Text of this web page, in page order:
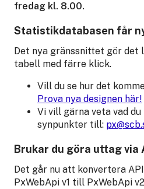
fredag kl. 8.00.
Statistikdatabasen får
Det nya gränssnittet gör
tabell med färre klick.
Vill du se hur det
Prova nya designen här!
Vi vill gärna veta vad
synpunkter till:
Brukar du göra uttag via
Det går nu att konvertera
PxWebApi v1 till PxWebApi